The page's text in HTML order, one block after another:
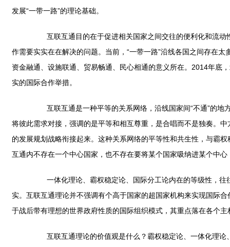
发展“一带一路”的理论基础。
互联互通目的在于促进相关国家之间交往的便利化和流动
作需要实实在在解决的问题。当前，“一带一路”沿线各国之间存在
资金融通、设施联通、贸易畅通、民心相通的意义所在。2014年底
实的国际合作举措。
互联互通是一种平等的关系网络，沿线国家间“不通”的地
将彼此需求对接，强调的是平等和相互尊重，是合唱而不是独奏。
的发展规划战略衔接起来。这种关系网络的平等性和共生性，与霸
互通内不存在一个中心国家，也不存在要将某个国家吸纳进某个中
一体化理论、霸权稳定论、国际分工论内在的等级性，往
实。互联互通理论并不强调有个高于国家的超国家机构来实现国际
于战后带有理想的世界政府性质的国际组织模式，其重点落在各个
互联互通理论的价值观是什么？霸权稳定论、一体化理论